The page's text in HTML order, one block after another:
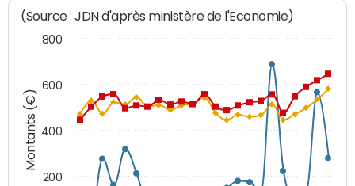
Montants (€)
(Source : JDN d'après ministère de l'Economie)
200
400
600
800